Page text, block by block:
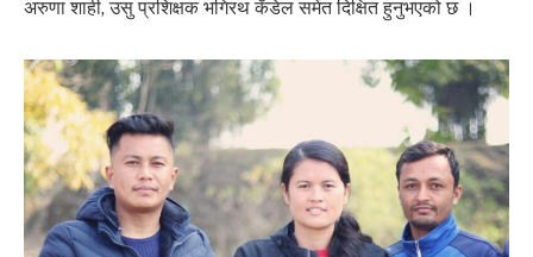
अरुणा शाही, उसु प्रशिक्षक भगिरथ कँडेल समेत दिक्षित हुनुभएको छ ।